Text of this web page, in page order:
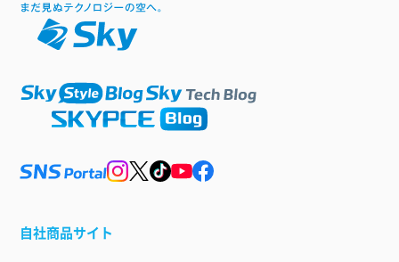
自社商品サイト